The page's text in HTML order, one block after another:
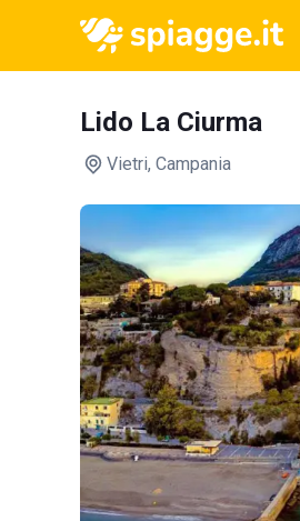
Lido La Ciurma
Vietri, Campania